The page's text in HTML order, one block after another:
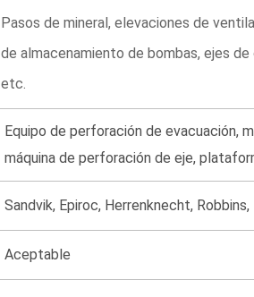
Pasos de mineral, elevaciones de
de almacenamiento de bombas, ejes
etc.
Equipo de perforación de evacuación,
máquina de perforación de eje,
Sandvik, Epiroc, Herrenknecht,
Aceptable